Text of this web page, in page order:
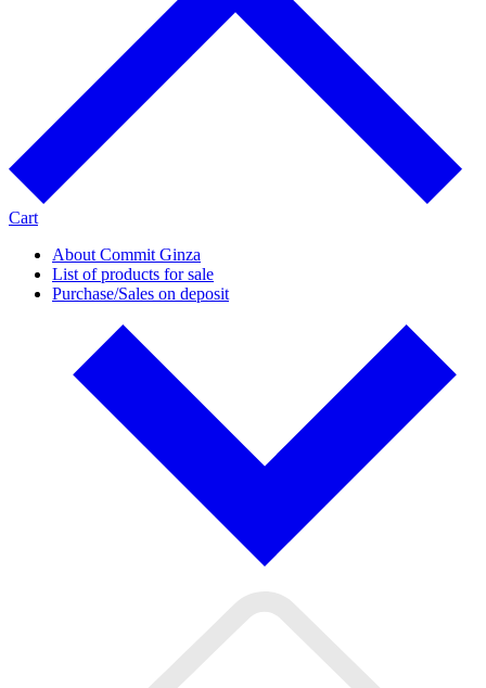
Cart
About Commit Ginza
List of products for sale
Purchase/Sales on deposit